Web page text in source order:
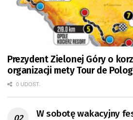
Prezydent Zielonej Góry o
organizacji mety Tour de
0 UDOST.
W sobotę wakacyjny